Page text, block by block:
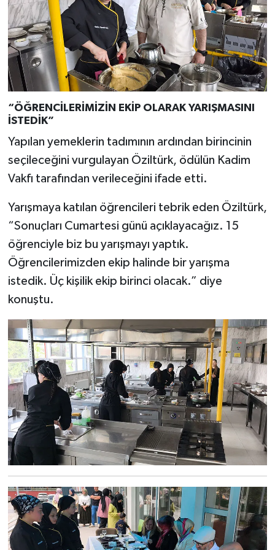
“ÖĞRENCİLERİMİZİN EKİP OLARAK YARIŞMASINI
İSTEDİK”
Yapılan yemeklerin tadımının ardından birincinin
seçileceğini vurgulayan Öziltürk, ödülün Kadim
Vakfı tarafından verileceğini ifade etti.
Yarışmaya katılan öğrencileri tebrik eden Öziltürk,
“Sonuçları Cumartesi günü açıklayacağız. 15
öğrenciyle biz bu yarışmayı yaptık.
Öğrencilerimizden ekip halinde bir yarışma
istedik. Üç kişilik ekip birinci olacak.” diye
konuştu.